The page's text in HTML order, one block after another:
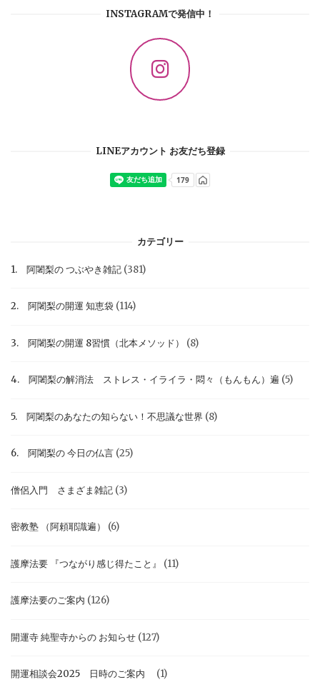
INSTAGRAMで発信中！
LINEアカウント お友だち登録
カテゴリー
1. 阿闍梨の つぶやき雑記 (381)
2. 阿闍梨の開運 知恵袋 (114)
3. 阿闍梨の開運 8習慣（北本メソッド） (8)
4. 阿闍梨の解消法 ストレス・イライラ・悶々（もんもん）遍 (5)
5. 阿闍梨のあなたの知らない！不思議な世界 (8)
6. 阿闍梨の 今日の仏言 (25)
僧侶入門 さまざま雑記 (3)
密教塾 （阿頼耶識遍） (6)
護摩法要 『つながり感じ得たこと』 (11)
護摩法要のご案内 (126)
開運寺 純聖寺からの お知らせ (127)
開運相談会2025 日時のご案内 (1)